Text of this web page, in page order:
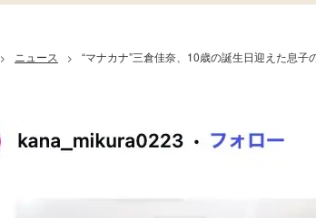
> ニュース >
“マナカナ”三倉佳奈、10歳の誕生日迎えた息